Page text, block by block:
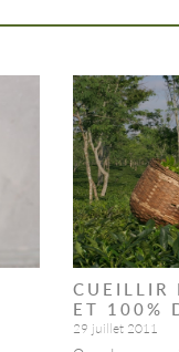
CUEILLIR
ET 100%
29 juillet 2011